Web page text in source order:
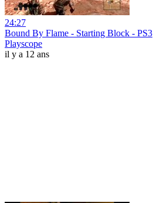
24:27
Bound By Flame - Starting Block - PS3
Playscope
il y a 12 ans